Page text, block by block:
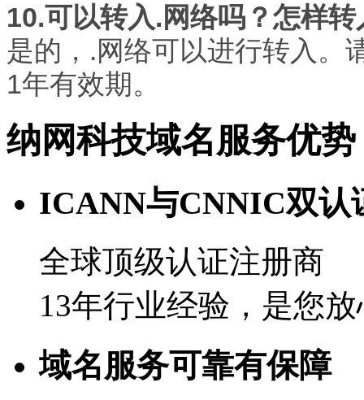
10.可以转入.网络吗？怎样转
是的，.网络可以进行转入。
1年有效期。
纳网科技域名服务优势
ICANN与CNNIC双认
全球顶级认证注册商
13年行业经验，是您
域名服务可靠有保障